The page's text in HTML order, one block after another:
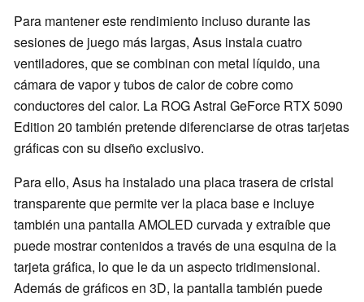
Para mantener este rendimiento incluso durante las
sesiones de juego más largas, Asus instala cuatro
ventiladores, que se combinan con metal líquido, una
cámara de vapor y tubos de calor de cobre como
conductores del calor. La ROG Astral GeForce RTX 5090
Edition 20 también pretende diferenciarse de otras tarjetas
gráficas con su diseño exclusivo.
Para ello, Asus ha instalado una placa trasera de cristal
transparente que permite ver la placa base e incluye
también una pantalla AMOLED curvada y extraíble que
puede mostrar contenidos a través de una esquina de la
tarjeta gráfica, lo que le da un aspecto tridimensional.
Además de gráficos en 3D, la pantalla también puede